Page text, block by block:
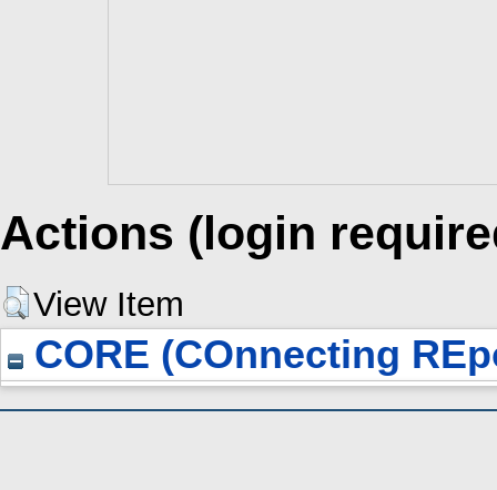
Actions (login
View Item
CORE (COnnecting